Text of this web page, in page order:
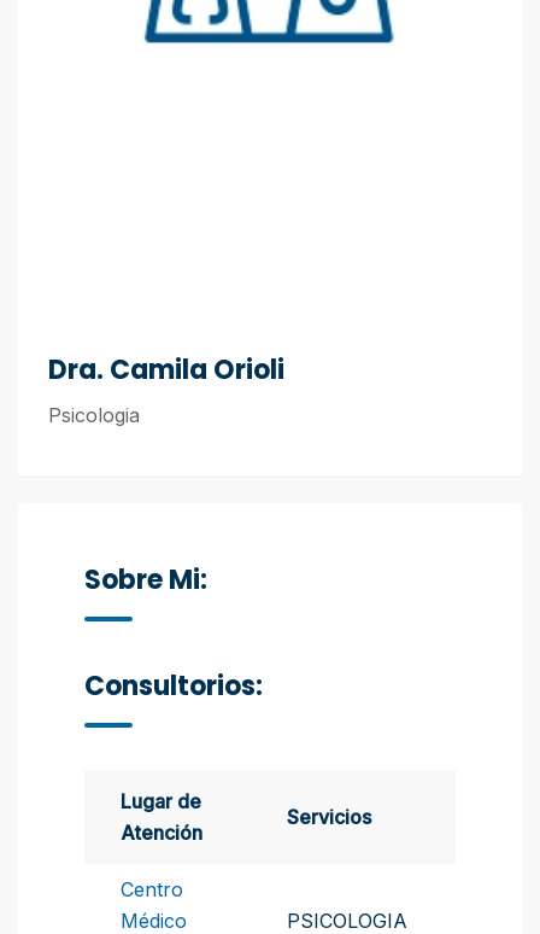
Dra. Camila Orioli
Psicologia
Sobre Mi:
Consultorios:
Lugar de
Atención
Servicios
Centro
Médico
PSICOLOGIA